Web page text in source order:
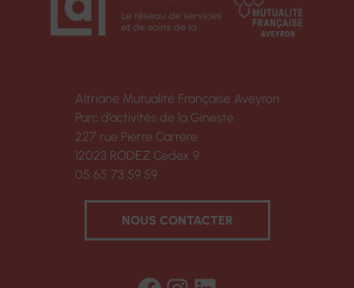
Altriane Mutualité Française Aveyron
Parc d’activités de la Gineste
227 rue Pierre Carrère
12023 RODEZ Cedex 9
05 65 73 59 59
NOUS CONTACTER